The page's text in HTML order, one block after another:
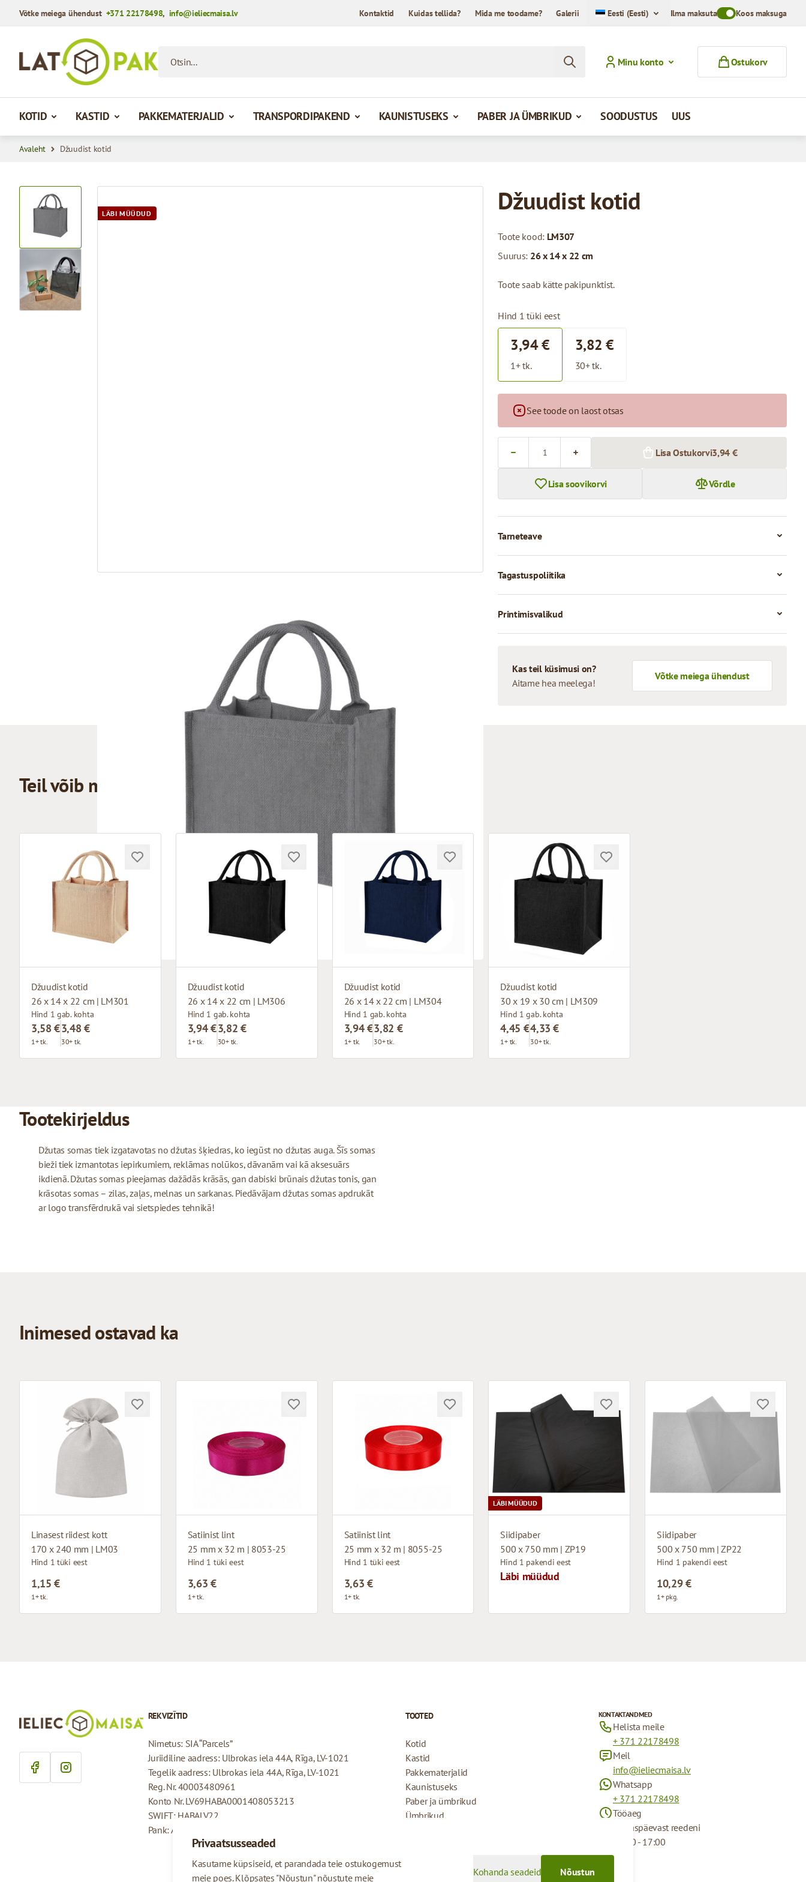
Võtke meiega ühendust +371 22178498, info@ieliecmaisa.lv Kontaktid Kuidas tellida? Mida me toodame? Galerii Eesti (Eesti) Ilma maksutaToggle VAT Mode
Koos maksuga
Minu konto Ostukorv
KOTID KASTID PAKKEMATERJALID TRANSPORDIPAKEND KAUNISTUSEKS PABER JA ÜMBRIKUD SOODUSTUS UUS
Avaleht Džuudist kotid
LÄBI MÜÜDUD
View larger image
View larger image
Džuudist kotid
Toote kood: LM307
Suurus: 26 x 14 x 22 cm
Toote saab kätte pakipunktist.
Hind 1 tüki eest
3,94 €
1+ tk.
3,82 €
30+ tk.
See toode on laost otsas
Lisa Ostukorvi3,94 €
Lisa soovikorvi Võrdle
Tarneteave
Tagastuspoliitika
Printimisvalikud
Kas teil küsimusi on?
Aitame hea meelega!
Võtke meiega ühendust
Teil võib meeldida ka
Džuudist kotid
26 x 14 x 22 cm | LM301
Hind 1 gab. kohta
3,58 €
1+ tk.
3,48 €
30+ tk.
Džuudist kotid
26 x 14 x 22 cm | LM306
Hind 1 gab. kohta
3,94 €
1+ tk.
3,82 €
30+ tk.
Džuudist kotid
26 x 14 x 22 cm | LM304
Hind 1 gab. kohta
3,94 €
1+ tk.
3,82 €
30+ tk.
Džuudist kotid
30 x 19 x 30 cm | LM309
Hind 1 gab. kohta
4,45 €
1+ tk.
4,33 €
30+ tk.
Tootekirjeldus
Džutas somas tiek izgatavotas no džutas šķiedras, ko iegūst no džutas auga. Šīs somas
bieži tiek izmantotas iepirkumiem, reklāmas nolūkos, dāvanām vai kā aksesuārs
ikdienā. Džutas somas pieejamas dažādās krāsās, gan dabiski brūnais džutas tonis, gan
krāsotas somas – zilas, zaļas, melnas un sarkanas. Piedāvājam džutas somas apdrukāt
ar logo transfērdrukā vai sietspiedes tehnikā!
Inimesed ostavad ka
Linasest riidest kott
170 x 240 mm | LM03
Hind 1 tüki eest
1,15 €
1+ tk.
Satiinist lint
25 mm x 32 m | 8053-25
Hind 1 tüki eest
3,63 €
1+ tk.
Satiinist lint
25 mm x 32 m | 8055-25
Hind 1 tüki eest
3,63 €
1+ tk.
LÄBI MÜÜDUD
Siidipaber
500 x 750 mm | ZP19
Hind 1 pakendi eest
Läbi müüdud
Siidipaber
500 x 750 mm | ZP22
Hind 1 pakendi eest
10,29 €
1+ pkg.
Privaatsusseaded
Kasutame küpsiseid, et parandada teie ostukogemust
meie poes. Klõpsates "Nõustun" nõustute meie
Kohanda seadeid Nõustun
REKVIZĪTID
Nimetus: SIA “Parcels”
Juriidiline aadress: Ulbrokas iela 44A, Rīga, LV-1021
Tegelik aadress: Ulbrokas iela 44A, Rīga, LV-1021
Reg. Nr. 40003480961
Konto Nr. LV69HABA0001408053213
SWIFT: HABALV22
Pank: AS Swedbank
TOOTED
Kotid
Kastid
Pakkematerjalid
Kaunistuseks
Paber ja ümbrikud
Ümbrikud
KONTAKTANDMED
Helista meile
+ 371 22178498
Meil
info@ieliecmaisa.lv
Whatsapp
+ 371 22178498
Tööaeg
Esmaspäevast reedeni
09:00 - 17:00